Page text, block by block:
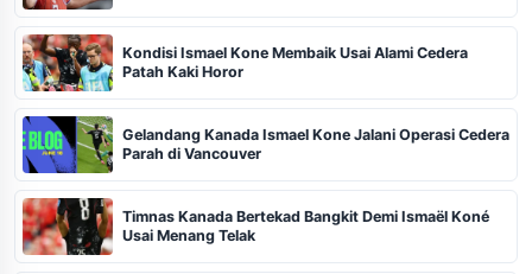
Kondisi Ismael Kone Membaik Usai Alami Cedera
Patah Kaki Horor
Gelandang Kanada Ismael Kone Jalani Operasi Cedera
Parah di Vancouver
Timnas Kanada Bertekad Bangkit Demi Ismaël Koné
Usai Menang Telak